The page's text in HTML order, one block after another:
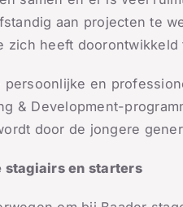
aan projecten te
heeft doorontwikkeld
persoonlijke en
& Development-
door de jongere
stagiairs en starters